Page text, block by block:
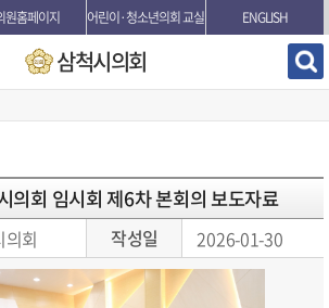
원홈페이지 어린이·청소년의회 교실
ENGLISH
삼척시의회
의회 임시회 제6차 본회의 보도자료
의회 작성일 2026-01-30